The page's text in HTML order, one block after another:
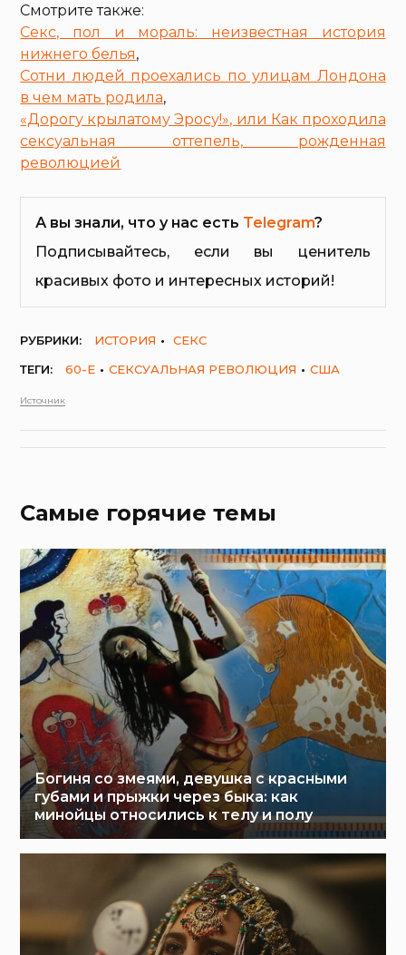
Смотрите также:
Секс, пол и мораль: неизвестная история
нижнего белья,
Сотни людей проехались по улицам Лондона
в чем мать родила,
«Дорогу крылатому Эросу!», или Как проходила
сексуальная оттепель, рожденная
революцией
А вы знали, что у нас есть Telegram?
Подписывайтесь, если вы ценитель
красивых фото и интересных историй!
РУБРИКИ: ИСТОРИЯ
СЕКС
ТЕГИ:
60-Е СЕКСУАЛЬНАЯ РЕВОЛЮЦИЯ США
Источник
Самые горячие темы
Богиня со змеями, девушка с красными
губами и прыжки через быка: как
минойцы относились к телу и полу